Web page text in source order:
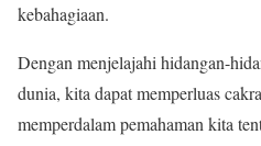
kebahagiaan.
Dengan menjelajahi hidangan-
dunia, kita dapat memperluas
memperdalam pemahaman kita